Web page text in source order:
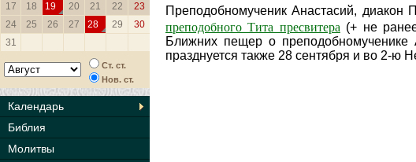
17
18 19 20 21 22
23
24
25 26 27 28 29
30
31
Ст. ст.
Нов. ст.
Календарь
Библия
Молитвы
Преподобномученик Анастасий,
преподобного Тита пресвитера (+ не
Ближних пещер о преподобномученике
празднуется также 28 сентября и во 2-ю